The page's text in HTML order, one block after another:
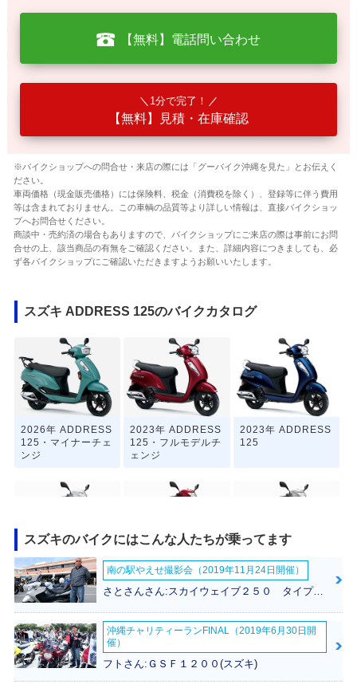
【無料】電話問い合わせ
1分で完了！
【無料】見積・在庫確認
※バイクショップへの問合せ・来店の際には「グーバイク沖縄を見た」とお伝えく
ださい。
車両価格（現金販売価格）には保険料、税金（消費税を除く）、登録等に伴う費用
等は含まれておりません。この車輌の品質等より詳しい情報は、直接バイクショッ
プへお問合せください。
商談中・売約済の場合もありますので、バイクショップにご来店の際は事前にお問
合せの上、該当商品の有無をご確認ください。また、詳細内容につきましても、必
ず各バイクショップにご確認いただきますようお願いいたします。
スズキ ADDRESS 125のバイクカタログ
2026年 ADDRESS
125・マイナーチェ
ンジ
2023年 ADDRESS
125・フルモデルチ
ェンジ
2023年 ADDRESS
125
2020年 ADDRESS
125フラットシート
仕様・カラーチェン
ジ
2020年 ADDRESS
125・カラーチェン
ジ
2019年 ADDRESS
125フラットシート
仕様・カラーチェン
ジ
スズキのバイクにはこんな人たちが乗ってます
南の駅やえせ撮影会（2019年11月24日開催）
さとさんさん:スカイウェイブ２５０ タイプＳ(スズキ)
沖縄チャリティーランFINAL（2019年6月30日開
催）
フトさん:ＧＳＦ１２００(スズキ)